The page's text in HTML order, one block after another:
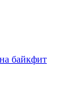
байкфит